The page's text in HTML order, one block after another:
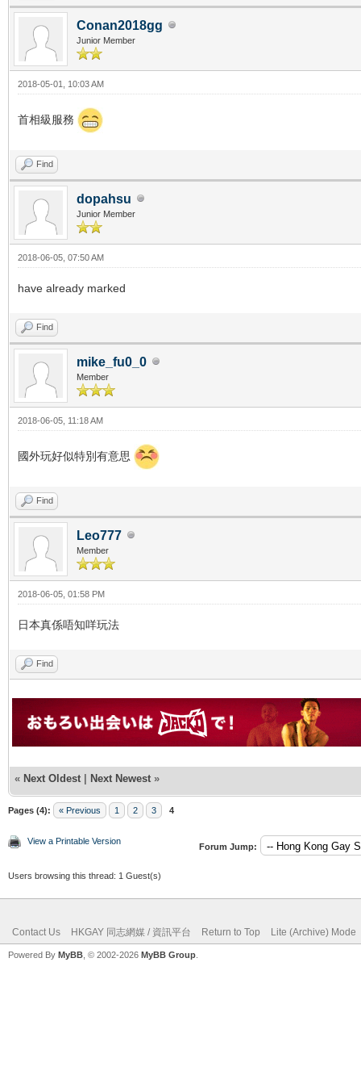
Conan2018gg
Junior Member
2018-05-01, 10:03 AM
首相級服務
Find
dopahsu
Junior Member
2018-06-05, 07:50 AM
have already marked
Find
mike_fu0_0
Member
2018-06-05, 11:18 AM
國外玩好似特別有意思
Find
Leo777
Member
2018-06-05, 01:58 PM
日本真係唔知咩玩法
Find
« Next Oldest | Next Newest »
Pages (4): « Previous 1 2 3 4
View a Printable Version
Forum Jump:
Users browsing this thread: 1 Guest(s)
Contact Us HKGAY 同志網媒 / 資訊平台 Return to Top Lite (Archive) Mode
Powered By MyBB , © 2002-2026 MyBB Group